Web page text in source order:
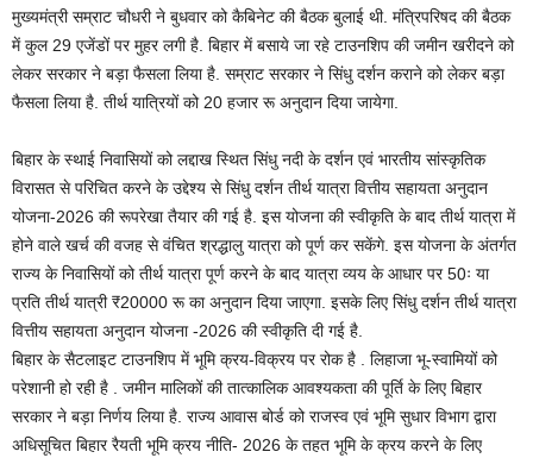
मुख्यमंत्री सम्राट चौधरी ने बुधवार को कैबिनेट की बैठक बुलाई थी. मंत्रिपरिषद की बैठक
में कुल 29 एजेंडों पर मुहर लगी है. बिहार में बसाये जा रहे टाउनशिप की जमीन खरीदने को
लेकर सरकार ने बड़ा फैसला लिया है. सम्राट सरकार ने सिंधु दर्शन कराने को लेकर बड़ा
फैसला लिया है. तीर्थ यात्रियों को 20 हजार रू अनुदान दिया जायेगा.
बिहार के स्थाई निवासियों को लद्दाख स्थित सिंधु नदी के दर्शन एवं भारतीय सांस्कृतिक
विरासत से परिचित करने के उद्देश्य से सिंधु दर्शन तीर्थ यात्रा वित्तीय सहायता अनुदान
योजना-2026 की रूपरेखा तैयार की गई है. इस योजना की स्वीकृति के बाद तीर्थ यात्रा में
होने वाले खर्च की वजह से वंचित श्रद्धालु यात्रा को पूर्ण कर सकेंगे. इस योजना के अंतर्गत
राज्य के निवासियों को तीर्थ यात्रा पूर्ण करने के बाद यात्रा व्यय के आधार पर 50ः या
प्रति तीर्थ यात्री ₹20000 रू का अनुदान दिया जाएगा. इसके लिए सिंधु दर्शन तीर्थ यात्रा
वित्तीय सहायता अनुदान योजना -2026 की स्वीकृति दी गई है.
बिहार के सैटलाइट टाउनशिप में भूमि क्रय-विक्रय पर रोक है . लिहाजा भू-स्वामियों को
परेशानी हो रही है . जमीन मालिकों की तात्कालिक आवश्यकता की पूर्ति के लिए बिहार
सरकार ने बड़ा निर्णय लिया है. राज्य आवास बोर्ड को राजस्व एवं भूमि सुधार विभाग द्वारा
अधिसूचित बिहार रैयती भूमि क्रय नीति- 2026 के तहत भूमि के क्रय करने के लिए